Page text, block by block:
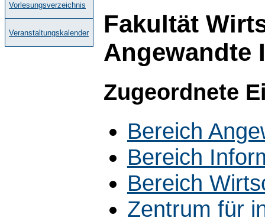
Vorlesungsverzeichnis
Veranstaltungskalender
Fakultät
Angewandte
Zugeordnete
Bereich
Bereich
Bereich
Zentrum für